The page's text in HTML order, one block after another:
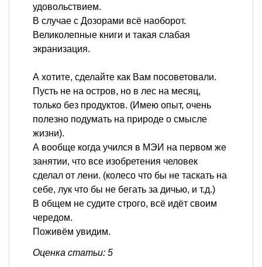
удовольствием.
В случае с Дозорами всё наоборот.
Великолепные книги и такая слабая
экранизация.
А хотите, сделайте как Вам посоветовали.
Пусть не на остров, но в лес на месяц,
только без продуктов. (Имею опыт, очень
полезно подумать на природе о смысле
жизни).
А вообще когда учился в МЭИ на первом же
занятии, что все изобретения человек
сделал от лени. (колесо что бы не таскать на
себе, лук что бы не бегать за дичью, и т.д.)
В общем не судите строго, всё идёт своим
чередом.
Поживём увидим.
Оценка статьи: 5